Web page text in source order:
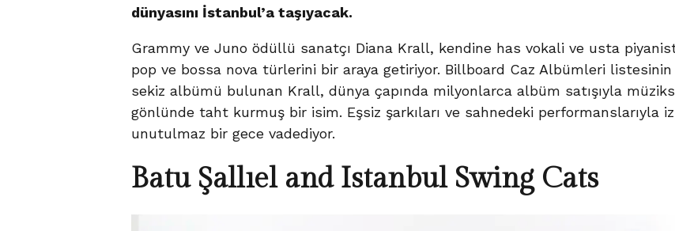
dünyasını İstanbul’a taşıyacak.
Grammy ve Juno ödüllü sanatçı Diana Krall, kendine has vokali ve usta
pop ve bossa nova türlerini bir araya getiriyor. Billboard Caz Albümleri listesinin
sekiz albümü bulunan Krall, dünya çapında milyonlarca albüm satışıyla
gönlünde taht kurmuş bir isim. Eşsiz şarkıları ve sahnedeki performanslarıyla
unutulmaz bir gece vadediyor.
Batu Şallıel and Istanbul Swing Cats